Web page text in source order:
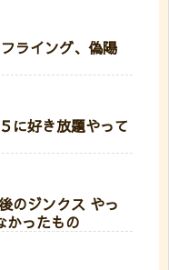
ライング、偽陽
に好き放題やって
のジンクス やっ
かったもの